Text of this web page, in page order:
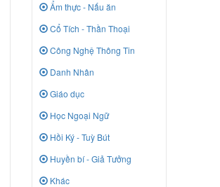
Ẩm thực - Nấu ăn
Cổ Tích - Thần Thoại
Công Nghệ Thông Tin
Danh Nhân
Giáo dục
Học Ngoại Ngữ
Hồi Ký - Tuỳ Bút
Huyền bí - Giả Tưởng
Khác